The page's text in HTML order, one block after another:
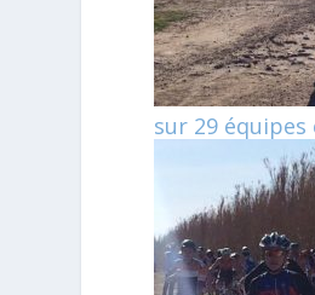
sur 29 équipes